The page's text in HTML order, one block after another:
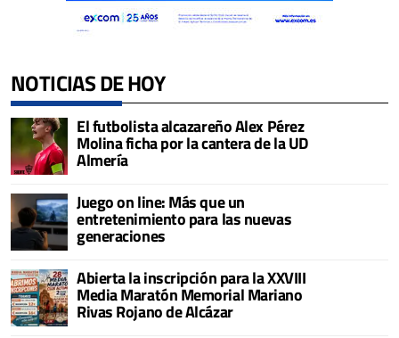
NOTICIAS DE HOY
El futbolista alcazareño Alex Pérez
Molina ficha por la cantera de la UD
Almería
Juego on line: Más que un
entretenimiento para las nuevas
generaciones
Abierta la inscripción para la XXVIII
Media Maratón Memorial Mariano
Rivas Rojano de Alcázar